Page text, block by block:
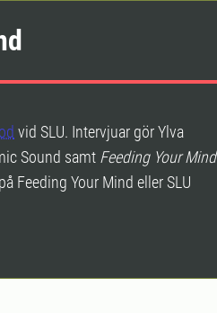
vid SLU. Intervjuar gör Ylva
Sound samt Feeding Your Mind
Feeding Your Mind eller SLU